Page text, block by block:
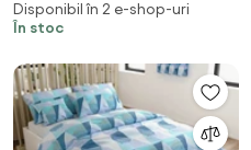
cm | 90 x 135 cm
Disponibil în 2 e-shop-uri
În stoc